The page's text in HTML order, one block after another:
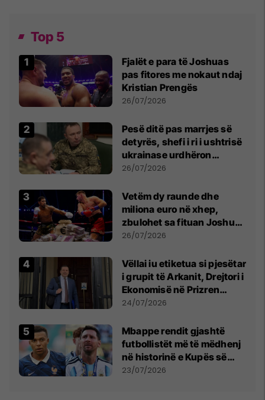
Top 5
Fjalët e para të Joshuas
pas fitores me nokaut ndaj
Kristian Prengës
26/07/2026
Pesë ditë pas marrjes së
detyrës, shefi i ri i ushtrisë
ukrainase urdhëron
kontroll të madh
26/07/2026
Vetëm dy raunde dhe
miliona euro në xhep,
zbulohet sa fituan Joshua
e Prenga
26/07/2026
Vëllai iu etiketua si pjesëtar
i grupit të Arkanit, Drejtori i
Ekonomisë në Prizren
mohon pretendimet
24/07/2026
Mbappe rendit gjashtë
futbollistët më të mëdhenj
në historinë e Kupës së
Botës, Messi mbetet i dyti
23/07/2026